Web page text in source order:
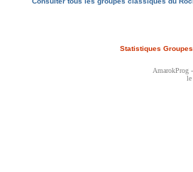
Statistiques Groupes
AmarokProg
le